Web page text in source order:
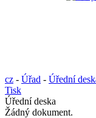
cz - Úřad - Úřední
Tisk
Úřední deska
Žádný dokument.